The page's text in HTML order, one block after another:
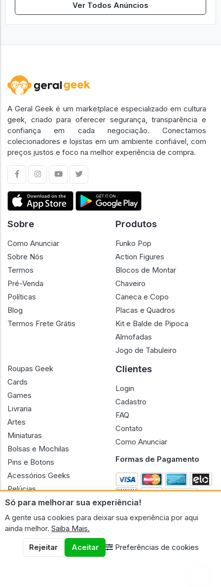
Ver Todos Anúncios
Só para melhorar sua experiência!
A gente usa cookies para deixar sua experiência por aqui
ainda melhor. Saiba Mais.
Rejeitar
Aceitar Preferências de cookies
A Geral Geek é um marketplace especializado em cultura
geek, criado para oferecer segurança, transparência e
confiança em cada negociação. Conectamos
colecionadores e lojistas em um ambiente confiável, com
preços justos e foco na melhor experiência de compra.
Sobre
Como Anunciar
Sobre Nós
Termos
Pré-Venda
Políticas
Blog
Termos Frete Grátis
Produtos
Funko Pop
Action Figures
Blocos de Montar
Chaveiro
Caneca e Copo
Placas e Quadros
Kit e Balde de Pipoca
Almofadas
Jogo de Tabuleiro
Roupas Geek
Cards
Games
Livraria
Artes
Miniaturas
Bolsas e Mochilas
Pins e Botons
Acessórios Geeks
Pelúcias
Bonecas
Clientes
Login
Cadastro
FAQ
Contato
Como Anunciar
Formas de Pagamento
CNPJ n.º 30.220.458/0001-17 - GERAL GEEK PORTAL ELETRONICO